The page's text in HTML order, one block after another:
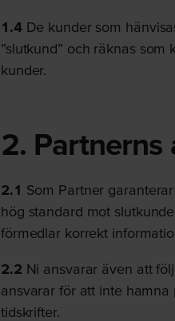
1.4De kunder som
”slutkund” och räknas
kunder.
2. Partnerns
2.1 Som Partner
hög standard mot
förmedlar korrekt
2.2 Ni ansvarar även att
ansvarar för att inte
tidskrifter.